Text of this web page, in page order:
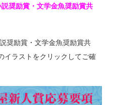
奨励賞・文学金魚奨励賞共
奨励賞・文学金魚奨励賞共
イラストをクリックしてご確